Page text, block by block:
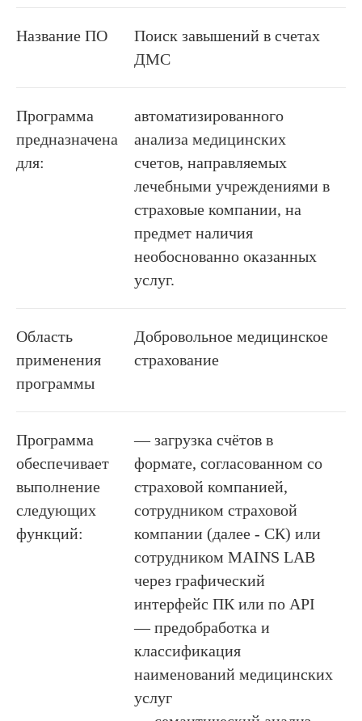
Название ПО
Поиск завышений в счетах
ДМС
Программа
предназначена
для:
автоматизированного
анализа медицинских
счетов, направляемых
лечебными учреждениями в
страховые компании, на
предмет наличия
необоснованно оказанных
услуг.
Область
применения
программы
Добровольное медицинское
страхование
Программа
обеспечивает
выполнение
следующих
функций:
— загрузка счётов в
формате, согласованном со
страховой компанией,
сотрудником страховой
компании (далее - СК) или
сотрудником MAINS LAB
через графический
интерфейс ПК или по API
— предобработка и
классификация
наименований медицинских
услуг